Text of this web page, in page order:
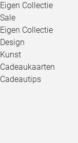
Eigen Collectie
Sale
Eigen Collectie
Design
Kunst
Cadeaukaarten
Cadeautips